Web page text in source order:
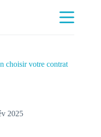
choisir votre contrat
2025